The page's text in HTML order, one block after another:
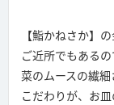
【鮨かねさか】
ご近所でもある
菜のムースの繊
こだわりが、お